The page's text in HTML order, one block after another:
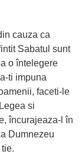
cauza ca
Sabatul sunt
o întelegere
ti impuna
faceti-le
si
încurajeaza-l în
Dumnezeu